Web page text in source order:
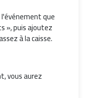
que
», puis ajoutez
à la caisse.
vous aurez